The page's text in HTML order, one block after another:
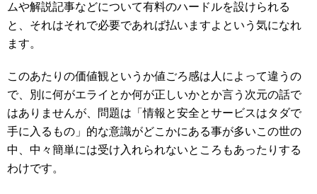
ムや解説記事などについて有料のハードルを設けられる
と、それはそれで必要であれば払いますよという気になれ
ます。
このあたりの価値観というか値ごろ感は人によって違うの
で、別に何がエライとか何が正しいかとか言う次元の話で
はありませんが、問題は「情報と安全とサービスはタダで
手に入るもの」的な意識がどこかにある事が多いこの世の
中、中々簡単には受け入れられないところもあったりする
わけです。